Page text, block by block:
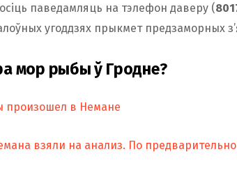
паведамляць на тэлефон даверу (
угоддзях прыкмет предзаморных
мор рыбы ў Гродне?
в Немане
взяли на анализ. По